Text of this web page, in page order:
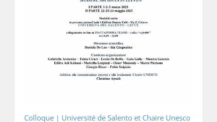
Colloque | Université de Salento et Chaire Unesco